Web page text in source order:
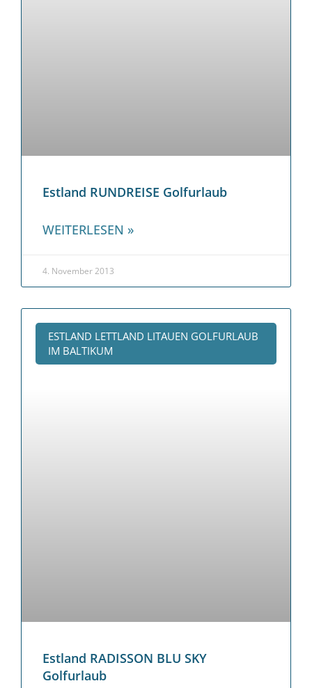
Estland RUNDREISE Golfurlaub
WEITERLESEN »
4. November 2013
ESTLAND LETTLAND LITAUEN GOLFURLAUB
IM BALTIKUM
Estland RADISSON BLU SKY
Golfurlaub